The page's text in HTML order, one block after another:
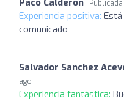
Paco Calderon
Experiencia positiva:
comunicado
Salvador Sanchez
ago
Experiencia fantástica: